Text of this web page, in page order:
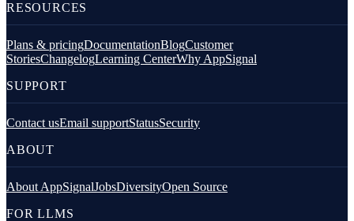
RESOURCES
Plans & pricingDocumentationBlogCustomer
StoriesChangelogLearning CenterWhy AppSignal
SUPPORT
Contact usEmail supportStatusSecurity
ABOUT
About AppSignalJobsDiversityOpen Source
FOR LLMS